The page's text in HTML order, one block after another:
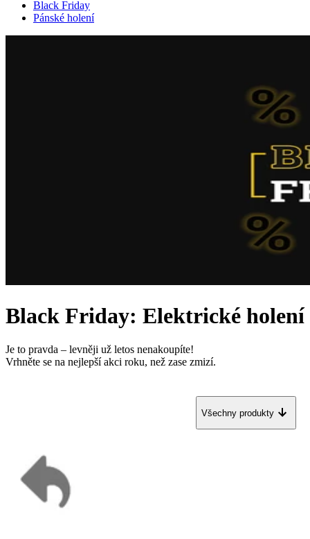
Black Friday
Pánské holení
Black Friday: Elektrické holení
Je to pravda – levněji už letos nenakoupíte!
Vrhněte se na nejlepší akci roku, než zase zmizí.
Všechny produkty